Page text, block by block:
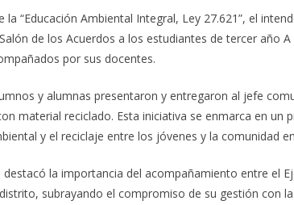
la “Educación Ambiental Integral, Ley 27.621”, el
de los Acuerdos a los estudiantes de tercer año A
por sus docentes.
y alumnas presentaron y entregaron al jefe
material reciclado. Esta iniciativa se enmarca en un
y el reciclaje entre los jóvenes y la comunidad
la importancia del acompañamiento entre el
subrayando el compromiso de su gestión con